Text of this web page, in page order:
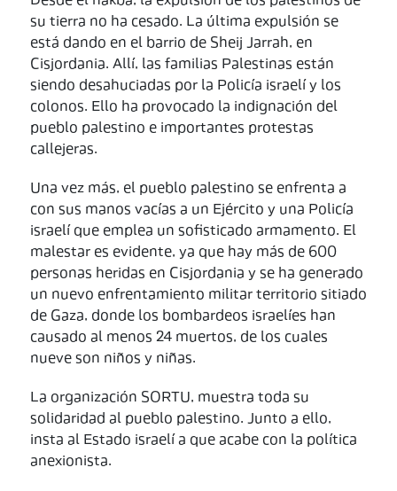
su tierra no ha cesado. La última expulsión se
está dando en el barrio de Sheij Jarrah, en
Cisjordania. Allí, las familias Palestinas están
siendo desahuciadas por la Policía israelí y los
colonos. Ello ha provocado la indignación del
pueblo palestino e importantes protestas
callejeras.
Una vez más, el pueblo palestino se enfrenta a
con sus manos vacías a un Ejército y una Policía
israelí que emplea un sofisticado armamento. El
malestar es evidente, ya que hay más de 600
personas heridas en Cisjordania y se ha generado
un nuevo enfrentamiento militar territorio sitiado
de Gaza, donde los bombardeos israelíes han
causado al menos 24 muertos, de los cuales
nueve son niños y niñas.
La organización SORTU, muestra toda su
solidaridad al pueblo palestino. Junto a ello,
insta al Estado israelí a que acabe con la política
anexionista.